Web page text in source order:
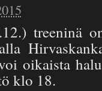
treeninä
oikaista
klo 18.